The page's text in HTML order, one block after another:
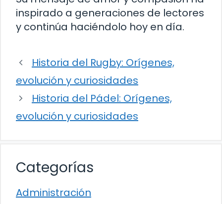
inspirado a generaciones de lectores
y continúa haciéndolo hoy en día.
Historia del Rugby: Orígenes,
evolución y curiosidades
Historia del Pádel: Orígenes,
evolución y curiosidades
Categorías
Administración